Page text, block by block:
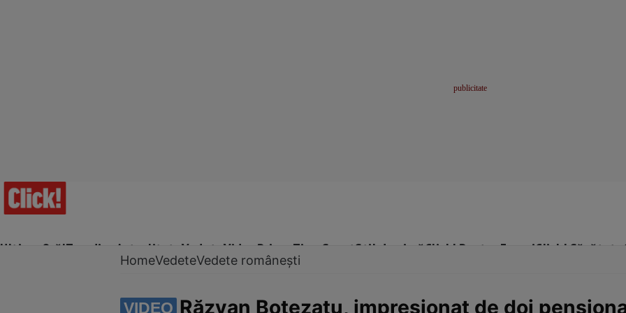
Ultima Oră!Trending Actualitate Vedete Video Prime Time SportStil de viațăClick! Pentru FemeiClick! Sănătate
HomeVedeteVedete românești
VIDEO Răzvan Botezatu, impresionat de doi